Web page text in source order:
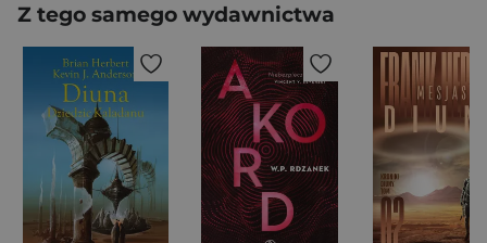
Z tego samego wydawnictwa